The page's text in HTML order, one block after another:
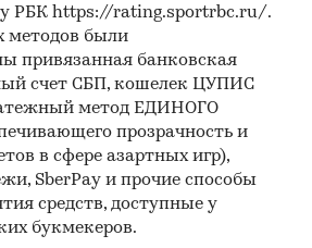
Для Очистки
Путей
Машина
Вибратор
РБК https://rating.sportrbc.ru/.
методов были
привязанная банковская
счет СБП, кошелек ЦУПИС
метод ЕДИНОГО
прозрачность и
в сфере азартных игр),
SberPay и прочие способы
средств, доступные у
букмекеров.